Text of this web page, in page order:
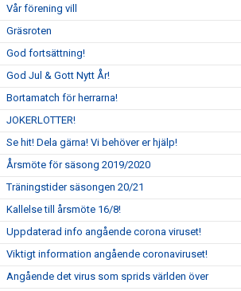
Vår förening vill
Gräsroten
God fortsättning!
God Jul & Gott Nytt År!
Bortamatch för herrarna!
JOKERLOTTER!
Se hit! Dela gärna! Vi behöver er hjälp!
Årsmöte för säsong 2019/2020
Träningstider säsongen 20/21
Kallelse till årsmöte 16/8!
Uppdaterad info angående corona viruset!
Viktigt information angående coronaviruset!
Angående det virus som sprids världen över